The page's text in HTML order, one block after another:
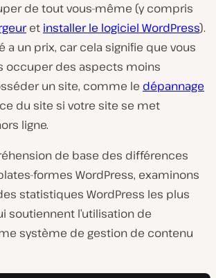
de tout vous-même (y compris
et installer le logiciel WordPress).
a un prix, car cela signifie que vous
occuper des aspects moins
un site, comme le dépannage
du site si votre site se met
ligne.
de base des différences
formes WordPress, examinons
statistiques WordPress les plus
soutiennent l’utilisation de
système de gestion de contenu